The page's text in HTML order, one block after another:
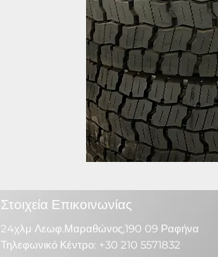
Στοιχεία Επικοινωνίας
24χλμ Λεωφ.Μαραθώνος,190 09 Ραφήνα
Τηλεφωνικό Κέντρο: +30 210 5571832